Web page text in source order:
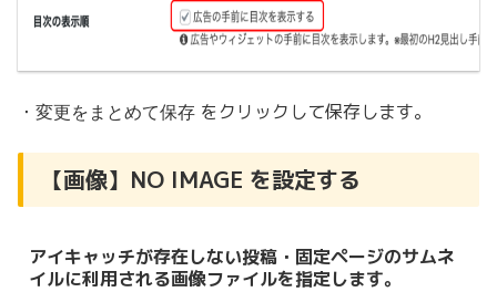
・ 変更をまとめて保存 をクリックして保存します。
【画像】NO IMAGE を設定する
アイキャッチが存在しない投稿・固定ページのサムネ
イルに利用される画像ファイルを指定します。